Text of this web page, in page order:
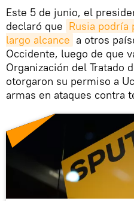
Este 5 de junio, el
declaró que Rusia podría
largo alcance a otros
Occidente, luego de que
Organización del Tratado
otorgaron su permiso a
armas en ataques contra